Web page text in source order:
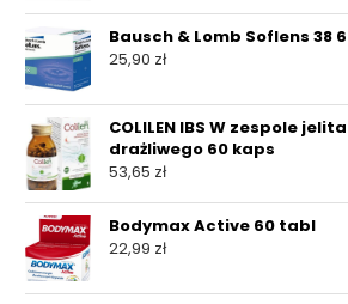
Bausch & Lomb Soflens 38
25,90 zł
COLILEN IBS W zespole jelita
drażliwego 60 kaps
53,65 zł
Bodymax Active 60 tabl
22,99 zł